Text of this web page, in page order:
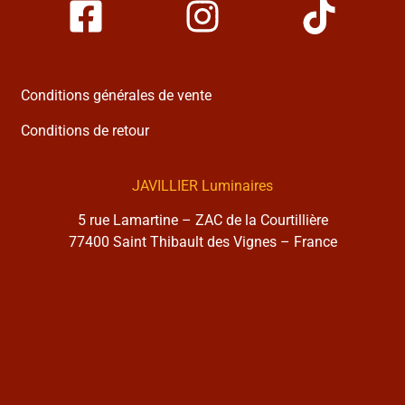
Conditions générales de vente
Conditions de retour
JAVILLIER Luminaires
5 rue Lamartine – ZAC de la Courtillière
77400 Saint Thibault des Vignes – France